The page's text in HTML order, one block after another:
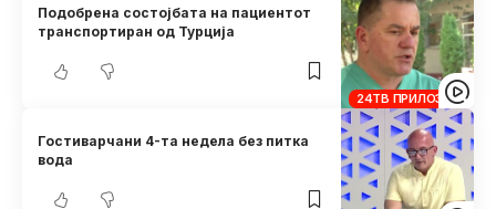
24ТВ ПРИЛОЗИ
Подобрена состојбата на пациентот
транспортиран од Турција
Гостиварчани 4-та недела без питка
вода